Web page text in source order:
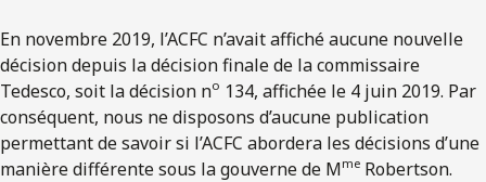
En novembre 2019, l’ACFC n’avait affiché aucune nouvelle
décision depuis la décision finale de la commissaire
Tedesco, soit la décision no 134, affichée le 4 juin 2019. Par
conséquent, nous ne disposons d’aucune publication
permettant de savoir si l’ACFC abordera les décisions d’une
manière différente sous la gouverne de Mme Robertson.